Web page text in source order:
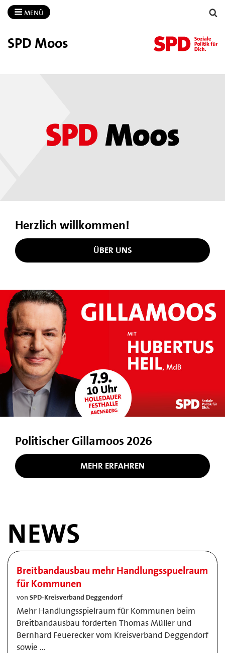
MENÜ
SPD Moos
Herzlich willkommen!
ÜBER UNS
Politischer Gillamoos 2026
MEHR ERFAHREN
NEWS
Breitbandausbau mehr Handlungsspuelraum
für Kommunen
von SPD-Kreisverband Deggendorf
Mehr Handlungsspielraum für Kommunen beim
Breitbandausbau forderten Thomas Müller und
Bernhard Feuerecker vom Kreisverband Deggendorf
sowie …